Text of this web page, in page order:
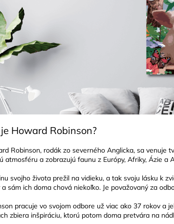
Howard Robinson?
Robinson, rodák zo severného Anglicka, sa venuje
atmosféru a zobrazujú faunu z Európy, Afriky, Ázie a
svojho života prežil na vidieku, a tak svoju lásku k
sám ich doma chová niekoľko. Je považovaný za
pracuje vo svojom odbore už viac ako 37 rokov a
zbiera inšpiráciu, ktorú potom doma pretvára na